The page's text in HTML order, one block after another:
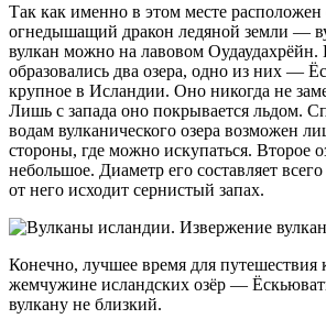
Так как именно в этом месте
огнедышащий дракон ледяной земли —
вулкан можно на лавовом Оудаудахрёйн.
образовались два озера, одно из них —
крупное в Исландии. Оно никогда не
Лишь с запада оно покрывается льдом.
водам вулканического озера возможен
стороны, где можно искупаться. Второе
небольшое. Диаметр его составляет
от него исходит сернистый запах.
Конечно, лучшее время для путешествия
жемчужине исландских озёр —
вулкану не близкий.